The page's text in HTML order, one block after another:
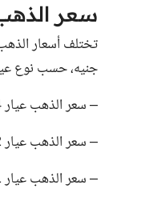
سعر
جنيه، حسب نوع
– سعر الذهب عيار 24 بالمصنعية: 6471.5 جنيه للبيع، و6414.25 جنيه للشراء.
– سعر الذهب عيار 22 بالمصنعية: 5940.5 جنيه للبيع، و5888 جنيهًا للشراء.
– سعر الذهب عيار 21 بالمصنعية: 5675 جنيهًا للبيع، و5625 جنيهًا للشراء.